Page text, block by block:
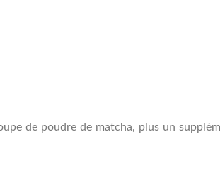
de poudre de matcha, plus un